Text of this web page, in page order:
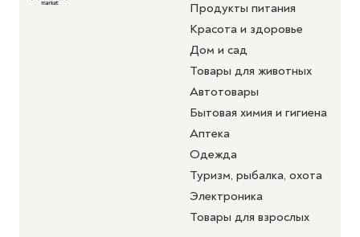
Продукты питания
Красота и здоровье
Дом и сад
Товары для животных
Автотовары
Бытовая химия и гигиена
Аптека
Одежда
Туризм, рыбалка, охота
Электроника
Товары для взрослых